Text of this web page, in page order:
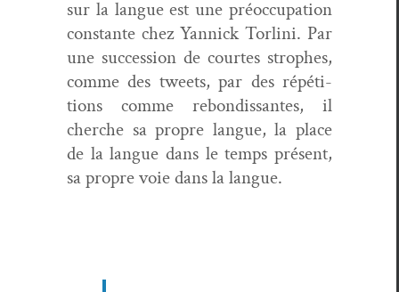
sur la langue est une préoc­cu­pa­tion
con­stante chez Yan­nick Tor­li­ni. Par
une suc­ces­sion de cour­tes stro­phes,
comme des tweets, par des répéti­
tions comme rebondis­santes, il
cherche sa pro­pre langue, la place
de la langue dans le temps présent,
sa pro­pre voie dans la langue.